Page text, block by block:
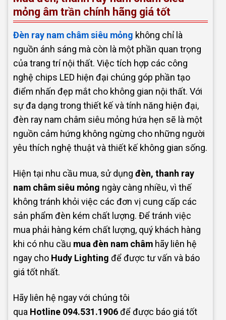
mỏng âm trần chính hãng giá tốt
Đèn ray nam châm siêu mỏng không chỉ là
nguồn ánh sáng mà còn là một phần quan trọng
của trang trí nội thất. Việc tích hợp các công
nghệ chips LED hiện đại chúng góp phần tạo
điểm nhấn đẹp mắt cho không gian nội thất. Với
sự đa dạng trong thiết kế và tính năng hiện đại,
đèn ray nam châm siêu mỏng hứa hẹn sẽ là một
nguồn cảm hứng không ngừng cho những người
yêu thích nghệ thuật và thiết kế không gian sống.
Hiện tại nhu cầu mua, sử dụng đèn, thanh ray
nam châm siêu mỏng ngày càng nhiều, vì thế
không tránh khỏi việc các đơn vị cung cấp các
sản phẩm đèn kém chất lượng. Để tránh việc
mua phải hàng kém chất lượng, quý khách hàng
khi có nhu cầu mua đèn nam châm hãy liên hệ
ngay cho Hudy Lighting để được tư vấn và báo
giá tốt nhất.
Hãy liên hệ ngay với chúng tôi
qua Hotline 094.531.1906để được báo giá tốt